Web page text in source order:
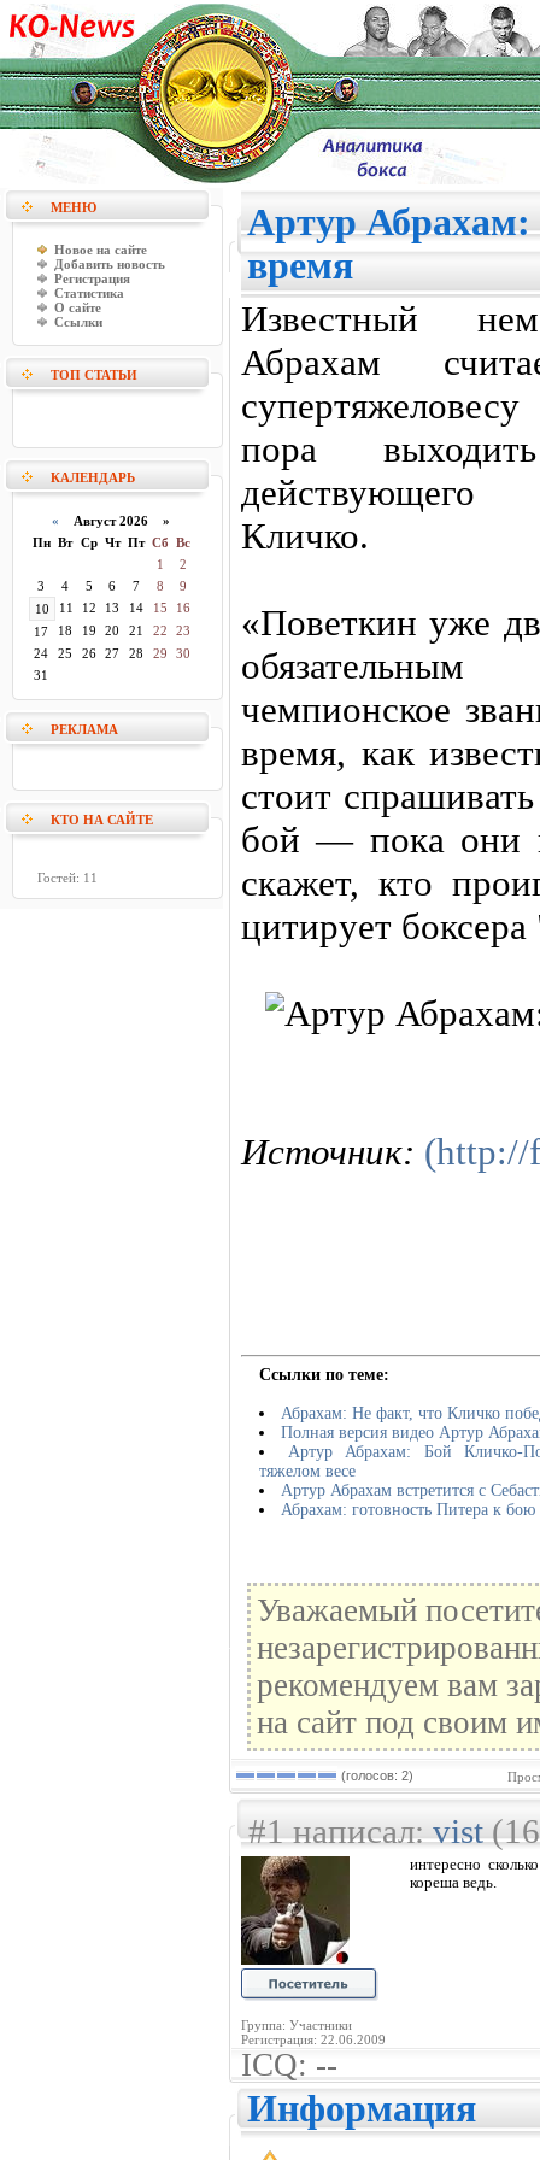
МЕНЮ
Новое на сайте
Добавить новость
Регистрация
Статистика
О сайте
Ссылки
ТОП СТАТЬИ
КАЛЕНДАРЬ
«
Август 2026 »
Пн Вт Ср Чт Пт Сб Вс
1
2
3
4 5 6 7 8
9
10
11 12 13 14 15
16
17
18 19 20 21 22
23
24
25 26 27 28 29
30
31
РЕКЛАМА
КТО НА САЙТЕ
Гостей: 11
Артур Абрахам:
время
Известный
Абрахам
пора
Кличко.
«Поветкин уже
чемпионское
время, как
стоит
бой — пока они
скажет, кто
цитирует
Источник: (http://
Ссылки по теме:
Абрахам: Не факт, что Кличко
Полная версия видео Артур
Артур Абрахам: Бой Кличко-
тяжелом весе
Артур Абрахам встретится с
Абрахам: готовность Питера к
Уважаемый
рекомендуем вам
на сайт под своим
(голосов: 2)
#1 написал:vist(16
Группа: Участники
Регистрация: 22.06.2009
интересно
кореша ведь.
ICQ: --
Информация